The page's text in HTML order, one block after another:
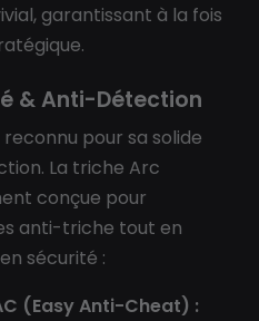
garantissant à la fois
& Anti-Détection
pour sa solide
La triche Arc
conçue pour
anti-triche tout en
sécurité :
(Easy Anti-Cheat) :